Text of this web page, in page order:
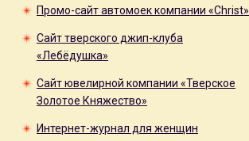
Промо-сайт автомоек компании «Christ»
Сайт тверского джип-клуба
«Лебёдушка»
Сайт ювелирной компании «Тверское
Золотое Княжество»
Интернет-журнал для женщин